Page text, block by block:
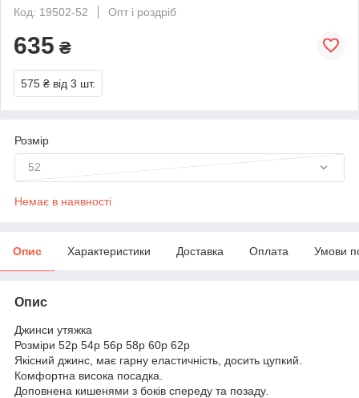
Код: 19502-52
Опт і роздріб
635 ₴
575 ₴ від 3 шт.
Розмір
52
Немає в наявності
Опис Характеристики Доставка Оплата Умови
Опис
Джинси утяжка
Розміри 52р 54р 56р 58р 60р 62р
Якісний джинс, має гарну еластичність, досить цупкий.
Комфортна висока посадка.
Доповнена кишенями з боків спереду та позаду.